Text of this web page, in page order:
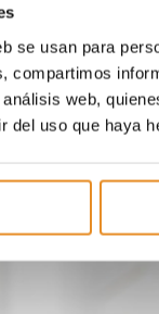
se usan para
compartimos
web,
del uso que haya